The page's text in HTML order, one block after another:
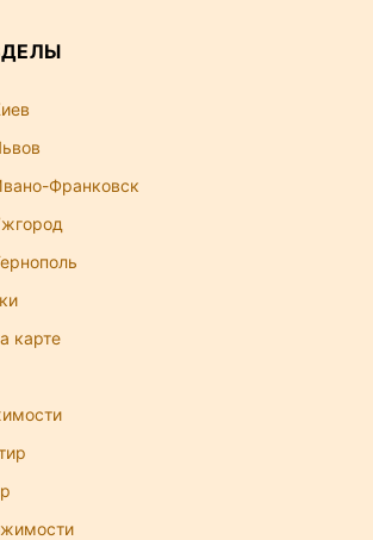
Франковск
карте